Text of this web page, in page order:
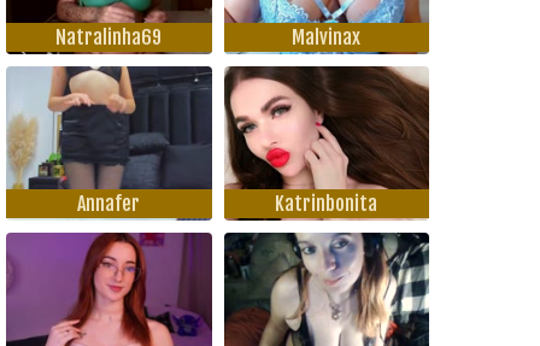
Natralinha69 Malvinax
Annafer Katrinbonita